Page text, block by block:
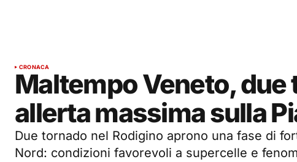
CRONACA
Maltempo Veneto, due
allerta massima sulla
Due tornado nel Rodigino aprono una fase di
Nord: condizioni favorevoli a supercelle e